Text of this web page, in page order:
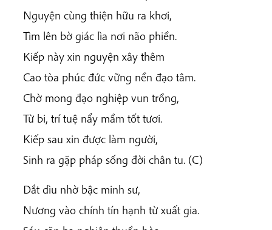
Nguyện cùng thiện hữu ra khơi,
Tìm lên bờ giác lìa nơi não phiền.
Kiếp này xin nguyện xây thêm
Cao tòa phúc đức vững nền đạo tâm.
Chờ mong đạo nghiệp vun trồng,
Từ bi, trí tuệ nẩy mầm tốt tươi.
Kiếp sau xin được làm người,
Sinh ra gặp pháp sống đời chân tu. (C)
Dắt dìu nhờ bậc minh sư,
Nương vào chính tín hạnh từ xuất gia.